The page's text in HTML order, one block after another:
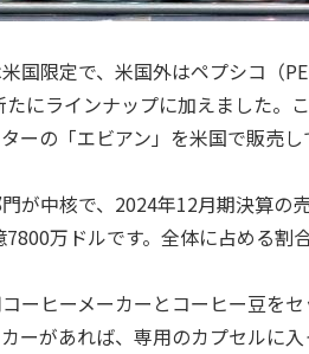
国限定で、米国外はペプシコ（
にラインナップに加えました。
ーの「エビアン」を米国で販売し
が中核で、2024年12月期決算の
万ドルです。全体に占める割
ーヒーメーカーとコーヒー豆を
ーがあれば、専用のカプセルに